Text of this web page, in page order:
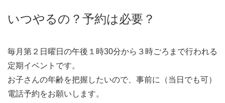
いつやるの？予約は必要？
毎月第２日曜日の午後１時30分から３時ごろまで行われる
定期イベントです。
お子さんの年齢を把握したいので、事前に（当日でも可）
電話予約をお願いします。